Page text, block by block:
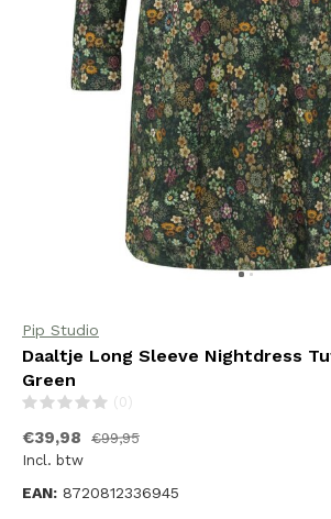
Pip Studio
Daaltje Long Sleeve Nightdress
Green
(0)
€39,98
€99,95
Incl. btw
EAN: 8720812336945